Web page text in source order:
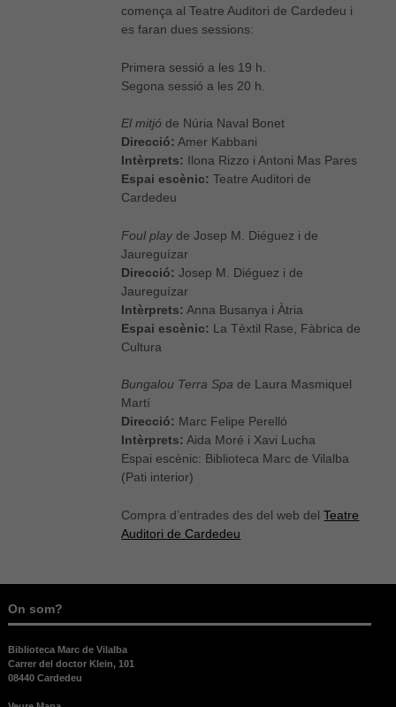
comença al Teatre Auditori de Cardedeu i
es faran dues sessions:
Primera sessió a les 19 h.
Segona sessió a les 20 h.
El mitjó de Núria Naval Bonet
Direcció: Amer Kabbani
Intèrprets: Ilona Rizzo i Antoni Mas Pares
Espai escènic:Teatre Auditori de
Cardedeu
Foul playde Josep M. Diéguez i de
Jaureguízar
Direcció: Josep M. Diéguez i de
Jaureguízar
Intèrprets: Anna Busanya i Àtria
Espai escènic: La Tèxtil Rase, Fàbrica de
Cultura
Bungalou Terra Spade Laura Masmiquel
Martí
Direcció: Marc Felipe Perelló
Intèrprets: Aida Moré i Xavi Lucha
Espai escènic: Biblioteca Marc de Vilalba
(Pati interior)
Compra d’entrades des del web delTeatre
Auditori de Cardedeu
On som?
Biblioteca Marc de Vilalba
Carrer del doctor Klein, 101
08440 Cardedeu
Necessàries
són